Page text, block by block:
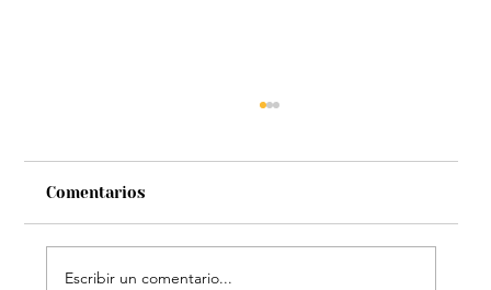
Comentarios
Escribir un comentario...